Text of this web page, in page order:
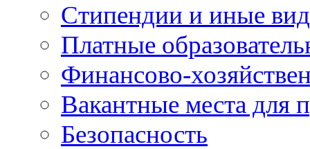
Стипендии и иные
Платные
Финансово-
Вакантные места для
Безопасность